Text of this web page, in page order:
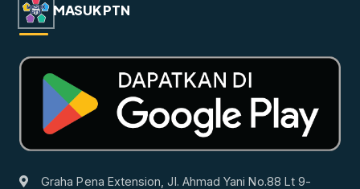
MASUK PTN
Graha Pena Extension, Jl. Ahmad Yani No.88 Lt 9-